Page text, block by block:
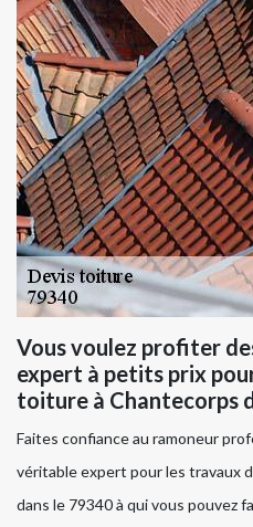
Vous voulez profiter
expert à petits prix
toiture à Chantecorps
Faites confiance au ramoneur
véritable expert pour les travaux
dans le 79340 à qui vous pouvez